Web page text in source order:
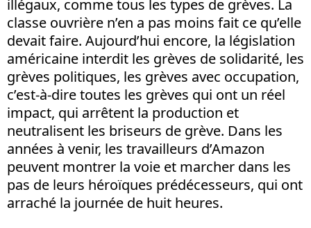
illégaux, comme tous les types de grèves. La
classe ouvrière n’en a pas moins fait ce qu’elle
devait faire. Aujourd’hui encore, la législation
américaine interdit les grèves de solidarité, les
grèves politiques, les grèves avec occupation,
c’est-à-dire toutes les grèves qui ont un réel
impact, qui arrêtent la production et
neutralisent les briseurs de grève. Dans les
années à venir, les travailleurs d’Amazon
peuvent montrer la voie et marcher dans les
pas de leurs héroïques prédécesseurs, qui ont
arraché la journée de huit heures.